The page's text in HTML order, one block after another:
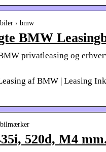
› bmw
BMW
privatleasing og
af BMW | Leasing
bilmærker
520d, M4